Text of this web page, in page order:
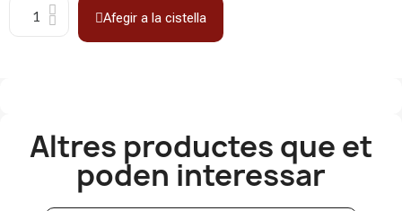
Afegir a la cistella
Altres productes que et
poden interessar